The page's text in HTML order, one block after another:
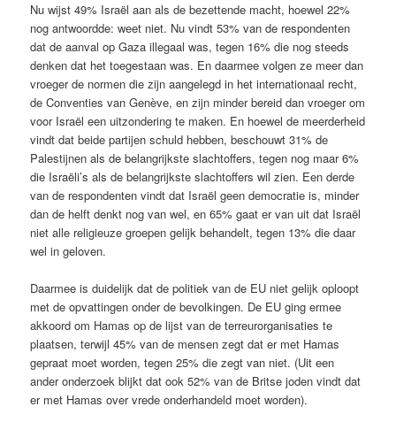
Nu wijst 49% Israël aan als de bezettende macht, hoewel 22%
nog antwoordde: weet niet. Nu vindt 53% van de respondenten
dat de aanval op Gaza illegaal was, tegen 16% die nog steeds
denken dat het toegestaan was. En daarmee volgen ze meer dan
vroeger de normen die zijn aangelegd in het internationaal recht,
de Conventies van Genève, en zijn minder bereid dan vroeger om
voor Israël een uitzondering te maken. En hoewel de meerderheid
vindt dat beide partijen schuld hebben, beschouwt 31% de
Palestijnen als de belangrijkste slachtoffers, tegen nog maar 6%
die Israëli’s als de belangrijkste slachtoffers wil zien. Een derde
van de respondenten vindt dat Israël geen democratie is, minder
dan de helft denkt nog van wel, en 65% gaat er van uit dat Israël
niet alle religieuze groepen gelijk behandelt, tegen 13% die daar
wel in geloven.
Daarmee is duidelijk dat de politiek van de EU niet gelijk oploopt
met de opvattingen onder de bevolkingen. De EU ging ermee
akkoord om Hamas op de lijst van de terreurorganisaties te
plaatsen, terwijl 45% van de mensen zegt dat er met Hamas
gepraat moet worden, tegen 25% die zegt van niet. (Uit een
ander onderzoek blijkt dat ook 52% van de Britse joden vindt dat
er met Hamas over vrede onderhandeld moet worden).